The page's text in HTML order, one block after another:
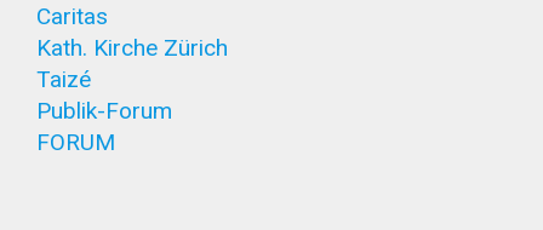
Caritas
Kath. Kirche Zürich
Taizé
Publik-Forum
FORUM